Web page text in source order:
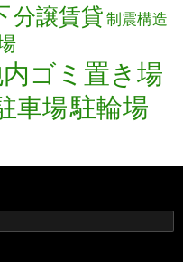
分譲賃貸制震構造
ゴミ置き場
車場駐輪場